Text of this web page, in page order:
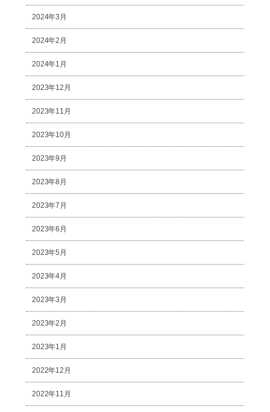
2024年3月
2024年2月
2024年1月
2023年12月
2023年11月
2023年10月
2023年9月
2023年8月
2023年7月
2023年6月
2023年5月
2023年4月
2023年3月
2023年2月
2023年1月
2022年12月
2022年11月